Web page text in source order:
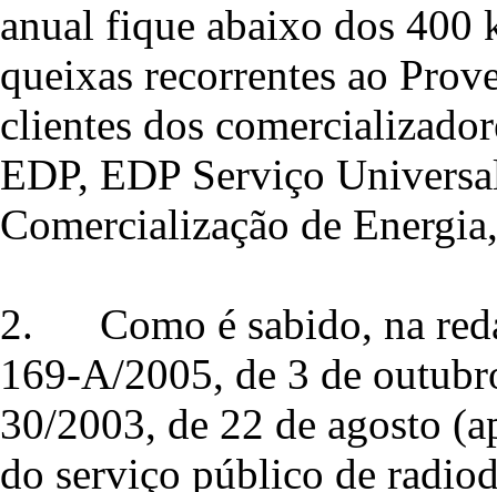
anual fique abaixo dos 400
queixas recorrentes ao
clientes dos
EDP, EDP Serviço
Comercialização de
2.
Como é sabido, na
169‑A/2005, de 3 de
30/2003, de 22 de agosto
do serviço público de